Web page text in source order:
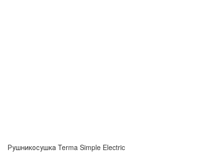
Рушникосушка Terma Simple Electric